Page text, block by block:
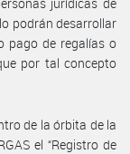
podrán desarrollar
pago de regalías o
por tal concepto
de la órbita de la
el “Registro de